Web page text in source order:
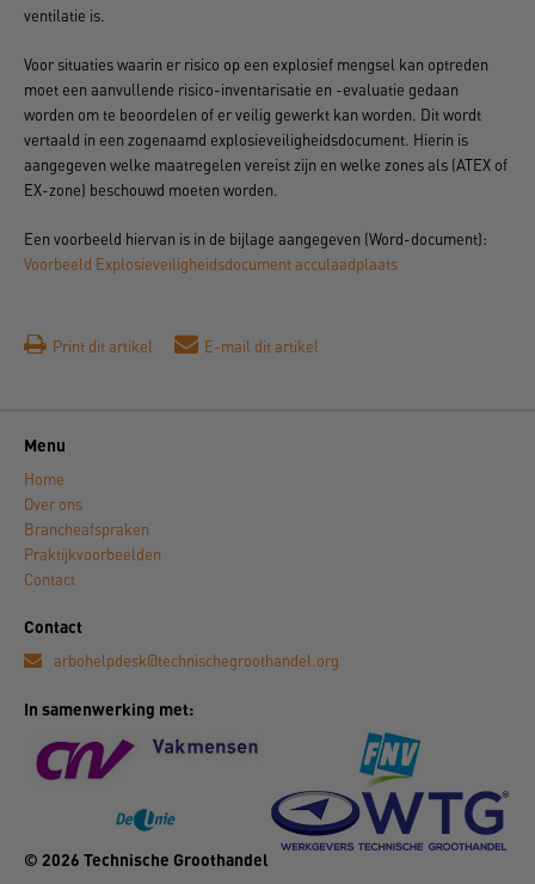
ventilatie is.
Voor situaties waarin er risico op een explosief mengsel kan optreden
moet een aanvullende risico-inventarisatie en -evaluatie gedaan
worden om te beoordelen of er veilig gewerkt kan worden. Dit wordt
vertaald in een zogenaamd explosieveiligheidsdocument. Hierin is
aangegeven welke maatregelen vereist zijn en welke zones als (ATEX of
EX-zone) beschouwd moeten worden.
Een voorbeeld hiervan is in de bijlage aangegeven (Word-document):
Voorbeeld Explosieveiligheidsdocument acculaadplaats
Print dit artikel E-mail dit artikel
Menu
Home
Over ons
Brancheafspraken
Praktijkvoorbeelden
Contact
Contact
arbohelpdesk@technischegroothandel.org
In samenwerking met:
© 2026 Technische Groothandel